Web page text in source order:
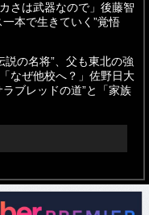
さは武器なので」後藤智
本で生きていく”覚悟
説の名将”、父も東北の強
なぜ他校へ？」佐野日大
ブレッドの道”と「家族